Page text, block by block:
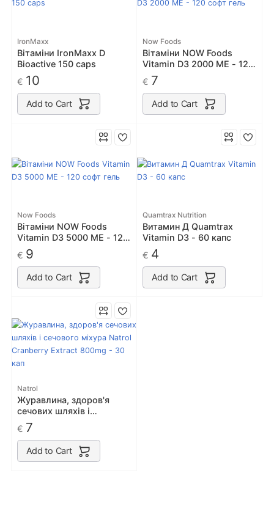
IronMaxx
Вітаміни IronMaxx D
Bioactive 150 caps
€ 10
Add to Cart
Now Foods
Вітаміни NOW Foods
Vitamin D3 2000 ME - 120
софт гель
€ 7
Add to Cart
Now Foods
Вітаміни NOW Foods
Vitamin D3 5000 ME - 120
софт гель
€ 9
Add to Cart
Quamtrax Nutrition
Витамин Д Quamtrax
Vitamin D3 - 60 капс
€ 4
Add to Cart
Natrol
Журавлина, здоров'я
сечових шляхів і
сечового міхура Natrol
Cranberry Extract 800mg
- 30 кап
€ 7
Add to Cart